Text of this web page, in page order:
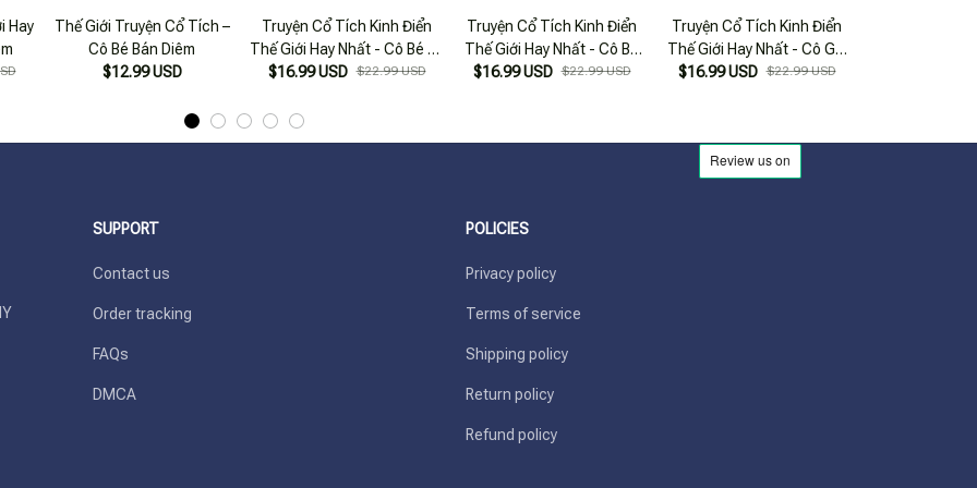
Hay
Thế Giới Truyện Cổ Tích –
Cô Bé Bán Diêm
$12.99 USD
Truyện Cổ Tích Kinh Điển
Thế Giới Hay Nhất - Cô Bé Lọ
Lem
$16.99 USD $22.99 USD
Truyện Cổ Tích Kinh Điển
Thế Giới Hay Nhất - Cô Bé
Quàng Khăn Đỏ
$16.99 USD $22.99 USD
Truyện Cổ Tích Kinh Điển
Thế Giới Hay Nhất - Cô Gái
Tóc Mây
$16.99 USD $22.99 USD
SUPPORT
Contact us
Order tracking
FAQs
DMCA
POLICIES
Privacy policy
Terms of service
Shipping policy
Return policy
Refund policy